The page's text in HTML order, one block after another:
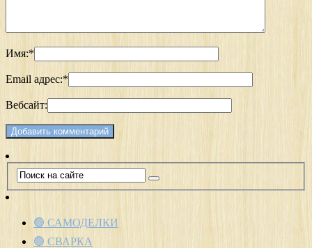
Имя:*
Email адрес:*
Вебсайт:
🟢 САМОДЕЛКИ
🟢 СВАРКА